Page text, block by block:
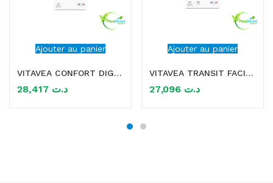
Ajouter au panier
VITAVEA CONFORT DIGESTIF 45 GELULES
د.ت
Ajouter au panier
VITAVEA TRANSIT FACILITE CONFORT INTESTINAL 30 GELULES
د.ت